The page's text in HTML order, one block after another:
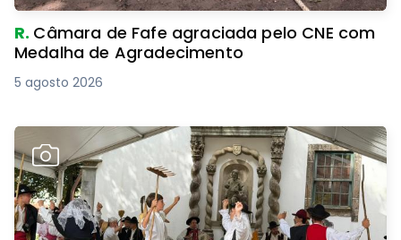
R. Câmara de Fafe agraciada pelo CNE com
Medalha de Agradecimento
5 agosto 2026